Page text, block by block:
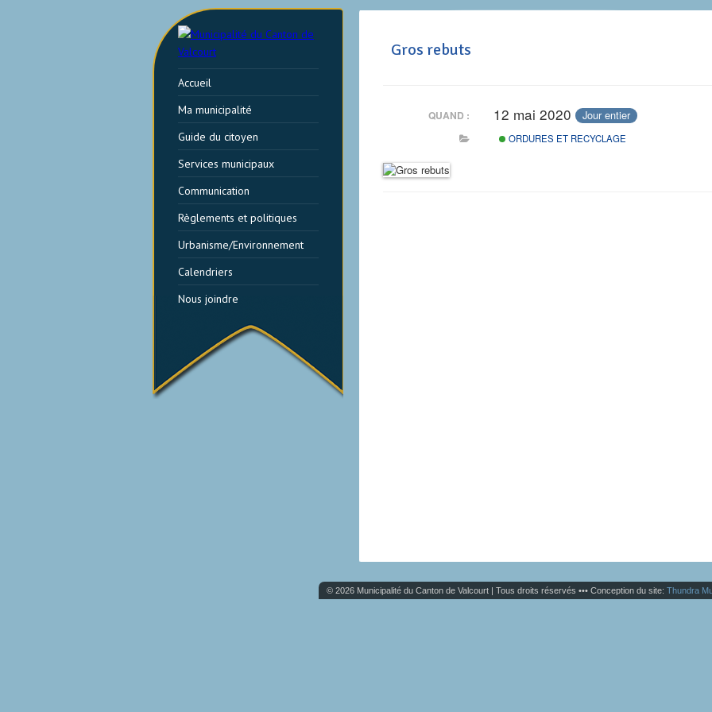
Gros rebuts
QUAND : 12 mai 2020 Jour entier
ORDURES ET RECYCLAGE
Accueil
Ma municipalité
Guide du citoyen
Services municipaux
Communication
Règlements et politiques
Urbanisme/Environnement
Calendriers
Nous joindre
© 2026 Municipalité du Canton de Valcourt | Tous droits réservés ••• Conception du site: Thundra